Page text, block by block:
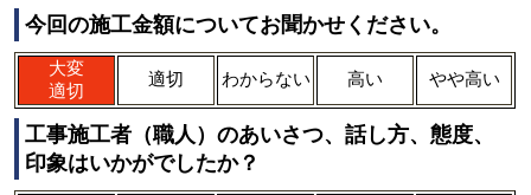
今回の施工金額についてお聞かせください。
大変
適切
適切 わからない 高い やや高い
工事施工者（職人）のあいさつ、話し方、態度、
印象はいかがでしたか？